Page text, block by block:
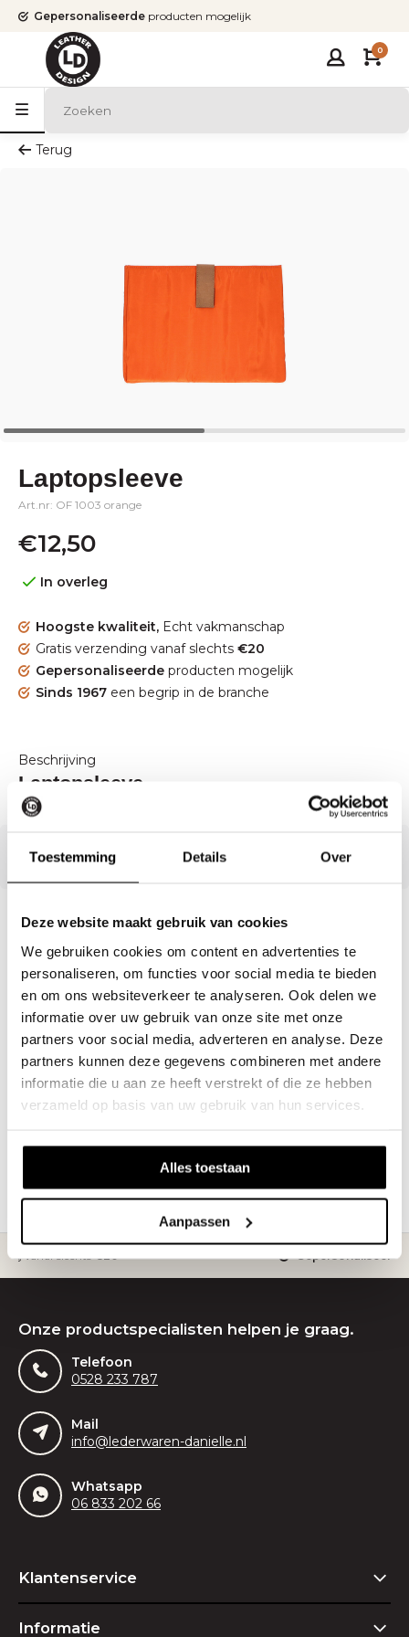
Toestemming Details Over
Deze website maakt gebruik van cookies
We gebruiken cookies om content en advertenties te
personaliseren, om functies voor social media te bieden
en om ons websiteverkeer te analyseren. Ook delen we
informatie over uw gebruik van onze site met onze
partners voor social media, adverteren en analyse. Deze
partners kunnen deze gegevens combineren met andere
informatie die u aan ze heeft verstrekt of die ze hebben
verzameld op basis van uw gebruik van hun services.
Alles toestaan
Aanpassen
Gepersonaliseerde producten mogelijk
0
Terug
Laptopsleeve
Art.nr: OF 1003 orange
€12,50
In overleg
Hoogste kwaliteit, Echt vakmanschap
Gratis verzending vanaf slechts €20
Gepersonaliseerde producten mogelijk
Sinds 1967 een begrip in de branche
Beschrijving
Laptopsleeve
Onze productspecialisten
helpen je graag!
Whatsapp ons
Deel dit product
vanaf slechts€20 Gepersonaliseerde
Onze productspecialisten helpen je graag.
Telefoon
0528 233 787
Mail
info@lederwaren-danielle.nl
Whatsapp
06 833 202 66
Klantenservice
Informatie